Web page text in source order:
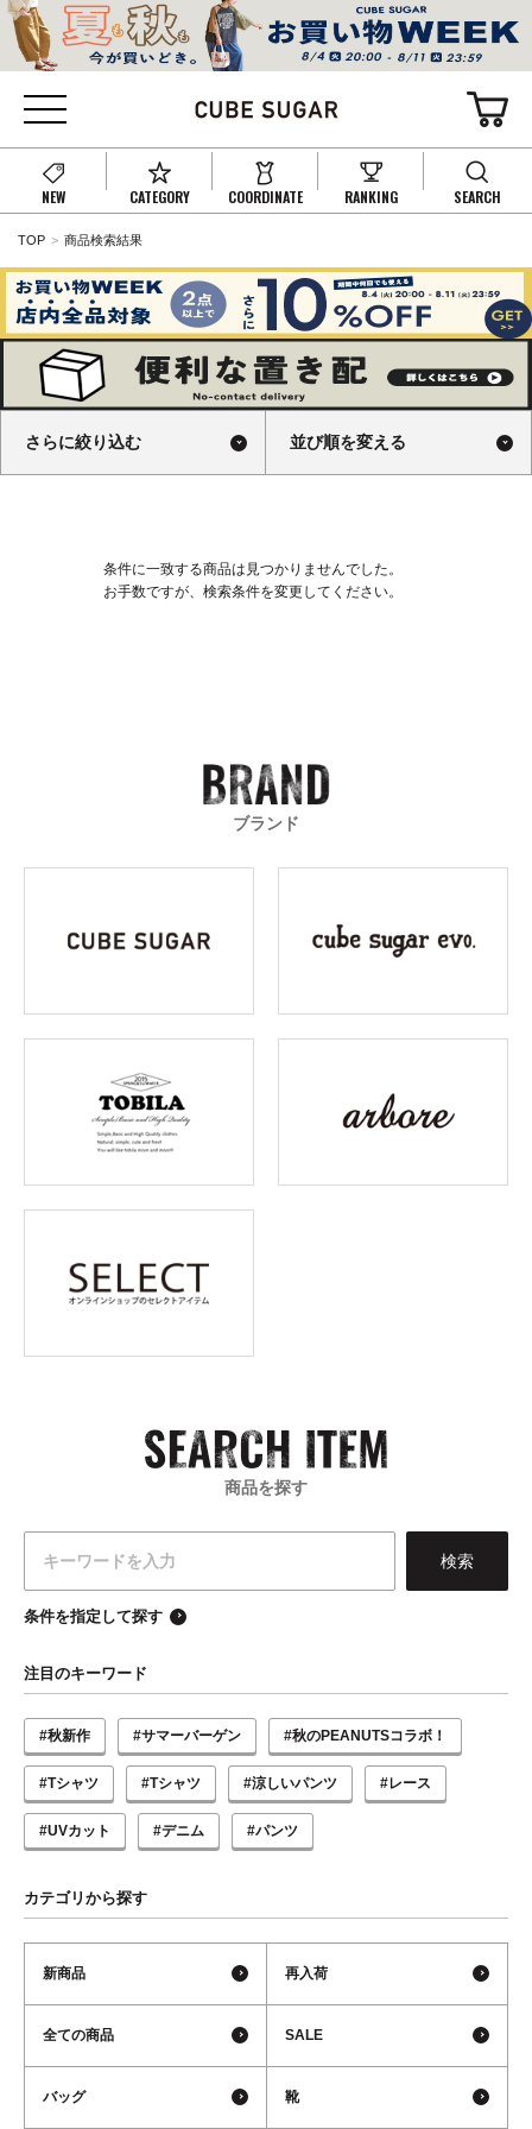
NEW CATEGORY COORDINATE RANKING SEARCH
TOP 商品検索結果
さらに絞り込む 並び順を変える
条件に一致する商品は見つかりませんでした。
お手数ですが、検索条件を変更してください。
ブランド
商品を探す
条件を指定して探す
注目のキーワード
#秋新作 #サマーバーゲン #秋のPEANUTSコラボ！
#Tシャツ #Tシャツ #涼しいパンツ #レース
#UVカット #デニム #パンツ
カテゴリから探す
新商品 再入荷
全ての商品 SALE
バッグ 靴